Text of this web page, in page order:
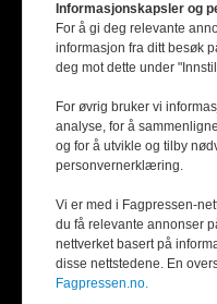
Informasjonskapsler og
For å gi deg relevante
informasjon fra ditt besøk
deg mot dette under
For øvrig bruker vi
analyse, for å
og for å utvikle og tilby
personvernerklæring.
Vi er med i Fagpressen-
du få relevante annonser
nettverket basert på
disse nettstedene. En
Fagpressen.no.